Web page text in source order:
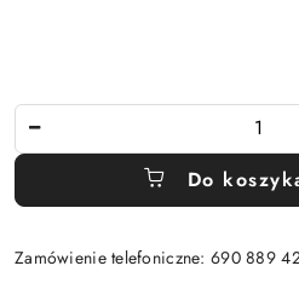
Do
Zamówienie telefoniczne: 690 889